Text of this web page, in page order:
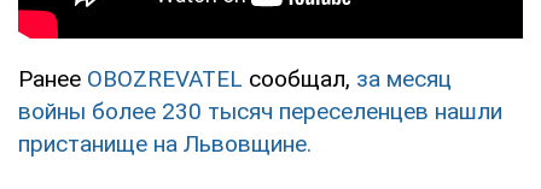
Ранее OBOZREVATEL сообщал, за месяц
войны более 230 тысяч переселенцев нашли
пристанище на Львовщине.